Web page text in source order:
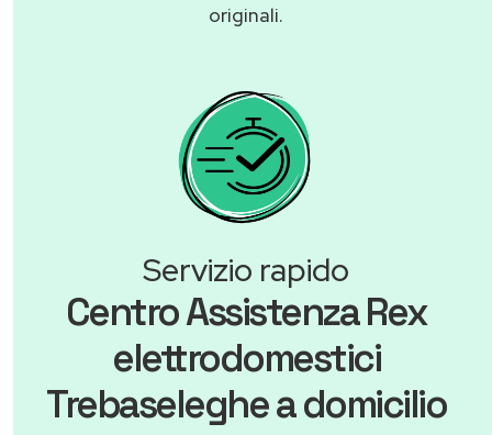
originali.
Servizio rapido
Centro Assistenza Rex
elettrodomestici
Trebaseleghe a domicilio